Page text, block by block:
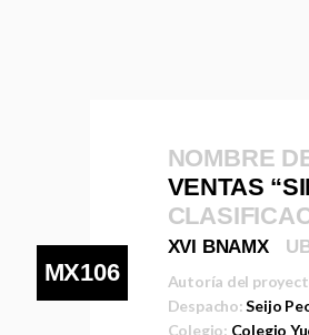
MX106
NOMBRE
VENTAS
XVI BNAMX
Autoría del
Despacho:Seijo
Colegio: Colegio